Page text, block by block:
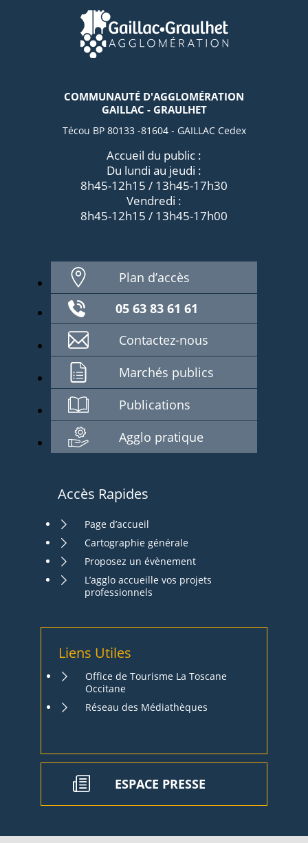
COMMUNAUTÉ D'AGGLOMÉRATION
GAILLAC - GRAULHET
Técou BP 80133 -81604 - GAILLAC Cedex
Accueil du public :
Du lundi au jeudi :
8h45-12h15 / 13h45-17h30
Vendredi :
8h45-12h15 / 13h45-17h00
Plan d’accès
05 63 83 61 61
Contactez-nous
Marchés publics
Publications
Agglo pratique
Accès Rapides
Page d’accueil
Cartographie générale
Proposez un évènement
L’agglo accueille vos projets
professionnels
Liens Utiles
Office de Tourisme La Toscane
Occitane
Réseau des Médiathèques
ESPACE PRESSE